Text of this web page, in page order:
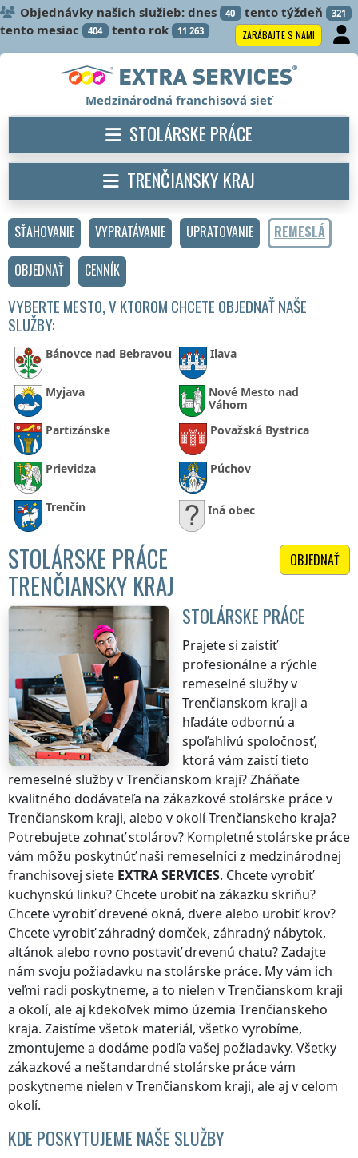
Objednávky našich služieb: dnes 40 tento týždeň 321
tento mesiac 404 tento rok 11 263 ZARÁBAJTE S NAMI
SŤAHOVANIE VYPRATÁVANIE UPRATOVANIE
REMESLÁ
OBJEDNAŤ
CENNÍK
VYBERTE MESTO, V KTOROM CHCETE OBJEDNAŤ NAŠE
SLUŽBY:
Bánovce nad Bebravou Ilava
Myjava
Nové Mesto nad
Váhom
Partizánske
Považská Bystrica
Prievidza Púchov
Trenčín Iná obec
OBJEDNAŤ
STOLÁRSKE PRÁCE
TRENČIANSKY KRAJ
STOLÁRSKE PRÁCE
Prajete si zaistiť
profesionálne a rýchle
remeselné službyv
Trenčianskom kraji a
hľadáte odbornú a
spoľahlivú spoločnosť,
ktorá vám zaistí tieto
remeselné službyv Trenčianskom kraji? Zháňate
kvalitného dodávateľa na zákazkové stolárske prácev
Trenčianskom kraji, alebo v okolíTrenčianskeho kraja?
Potrebujete zohnať stolárov? Kompletné stolárske práce
vám môžu poskytnúť naši remeselníci z medzinárodnej
franchisovej siete EXTRA SERVICES. Chcete vyrobiť
kuchynskú linku? Chcete urobiť na zákazku skriňu?
Chcete vyrobiť drevené okná, dvere alebo urobiť krov?
Chcete vyrobiť záhradný domček, záhradný nábytok,
altánok alebo rovno postaviť drevenú chatu? Zadajte
nám svoju požiadavku na stolárske práce. My vám ich
veľmi radi poskytneme, a to nielen v Trenčianskom kraji
a okolí, ale aj kdekoľvek mimo územia Trenčianskeho
kraja. Zaistíme všetok materiál, všetko vyrobíme,
zmontujeme a dodáme podľa vašej požiadavky. Všetky
zákazkové a neštandardné stolárske práce vám
poskytneme nielen v Trenčianskom kraji, ale aj v celom
okolí.
KDE POSKYTUJEME NAŠE SLUŽBY
Medzinárodná franchisová sieť
STOLÁRSKE PRÁCE
TRENČIANSKY KRAJ